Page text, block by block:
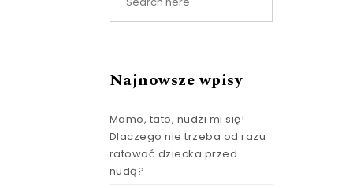
Najnowsze wpisy
Mamo, tato, nudzi mi się!
Dlaczego nie trzeba od razu
ratować dziecka przed
nudą?